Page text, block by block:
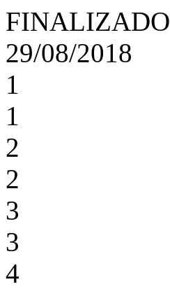
FINALIZADO
29/08/2018
1
1
2
2
3
3
4